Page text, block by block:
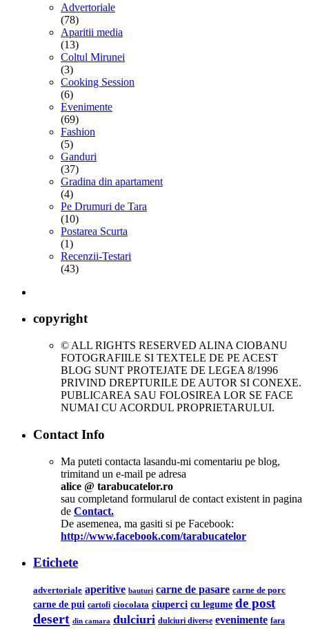
Advertoriale
(78)
Aparitii media
(13)
Coltul Mirunei
(3)
Cooking Session
(6)
Evenimente
(69)
Fashion
(5)
Ganduri
(37)
Gradina din apartament
(4)
Pe Drumuri de Tara
(10)
Postarea Scurta
(1)
Recenzii-Testari
(43)
copyright
© ALL RIGHTS RESERVED ALINA CIOBANU
FOTOGRAFIILE SI TEXTELE DE PE ACEST
BLOG SUNT PROTEJATE DE LEGEA 8/1996
PRIVIND DREPTURILE DE AUTOR SI CONEXE.
PUBLICAREA SAU FOLOSIREA LOR SE FACE
NUMAI CU ACORDUL PROPRIETARULUI.
Contact Info
Ma puteti contacta lasandu-mi comentariu pe blog,
trimitand un e-mail pe adresa
alice @ tarabucatelor.ro
sau completand formularul de contact existent in pagina
de Contact.
De asemenea, ma gasiti si pe Facebook:
http://www.facebook.com/tarabucatelor
Etichete
advertoriale aperitive bauturi carne de pasare carne de porc
carne de pui cartofi ciocolata ciuperci cu legume de post
desert din camara dulciuri dulciuri diverse evenimente fara